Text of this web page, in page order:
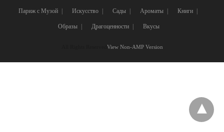
Париж с Музой Искусство Сады Ароматы Книги
Образы Драгоценности Вкусы
View Non-AMP Version